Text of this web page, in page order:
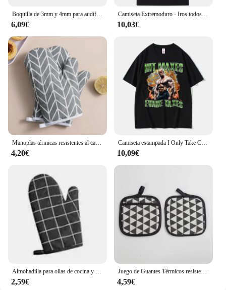
Boquilla de 3mm y 4mm para audífono, jeringa de impresión CIC profesional
6,09€
Camiseta Extremoduro - Iros todos a tomar por culo - 100% algodón - Tallaje europeo - Ring Spun - Tejido tubular sin costuras laterales.
10,03€
Manoplas térmicas resistentes al calor para ollas calientes, guantes de cocina, almohadilla para agarraderas y estufa, 1 par
4,20€
Camiseta estampada I Only Take Creatine para hombre, ropa de calle informal de gran tamaño, de alta calidad, a la moda
10,09€
Almohadilla para ollas de cocina y guantes para horno, juego de manoplas térmicas resistentes al calor, anticalor, para cocinar ollas calientes, 1 ud.
2,59€
Juego de Guantes Térmicos resistentes al calor para cocina, almohadillas para ollas calientes, guantes para hornear, 2 unidades
4,59€